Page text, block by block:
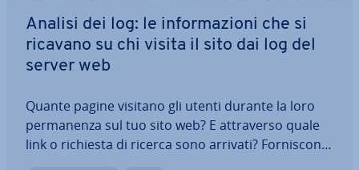
Analisi dei log: le in­for­ma­zio­ni che si
ricavano su chi visita il sito dai log del
server web
Quante pagine visitano gli utenti durante la loro
per­ma­nen­za sul tuo sito web? E at­tra­ver­so quale
link o richiesta di ricerca sono arrivati? For­ni­sco­no